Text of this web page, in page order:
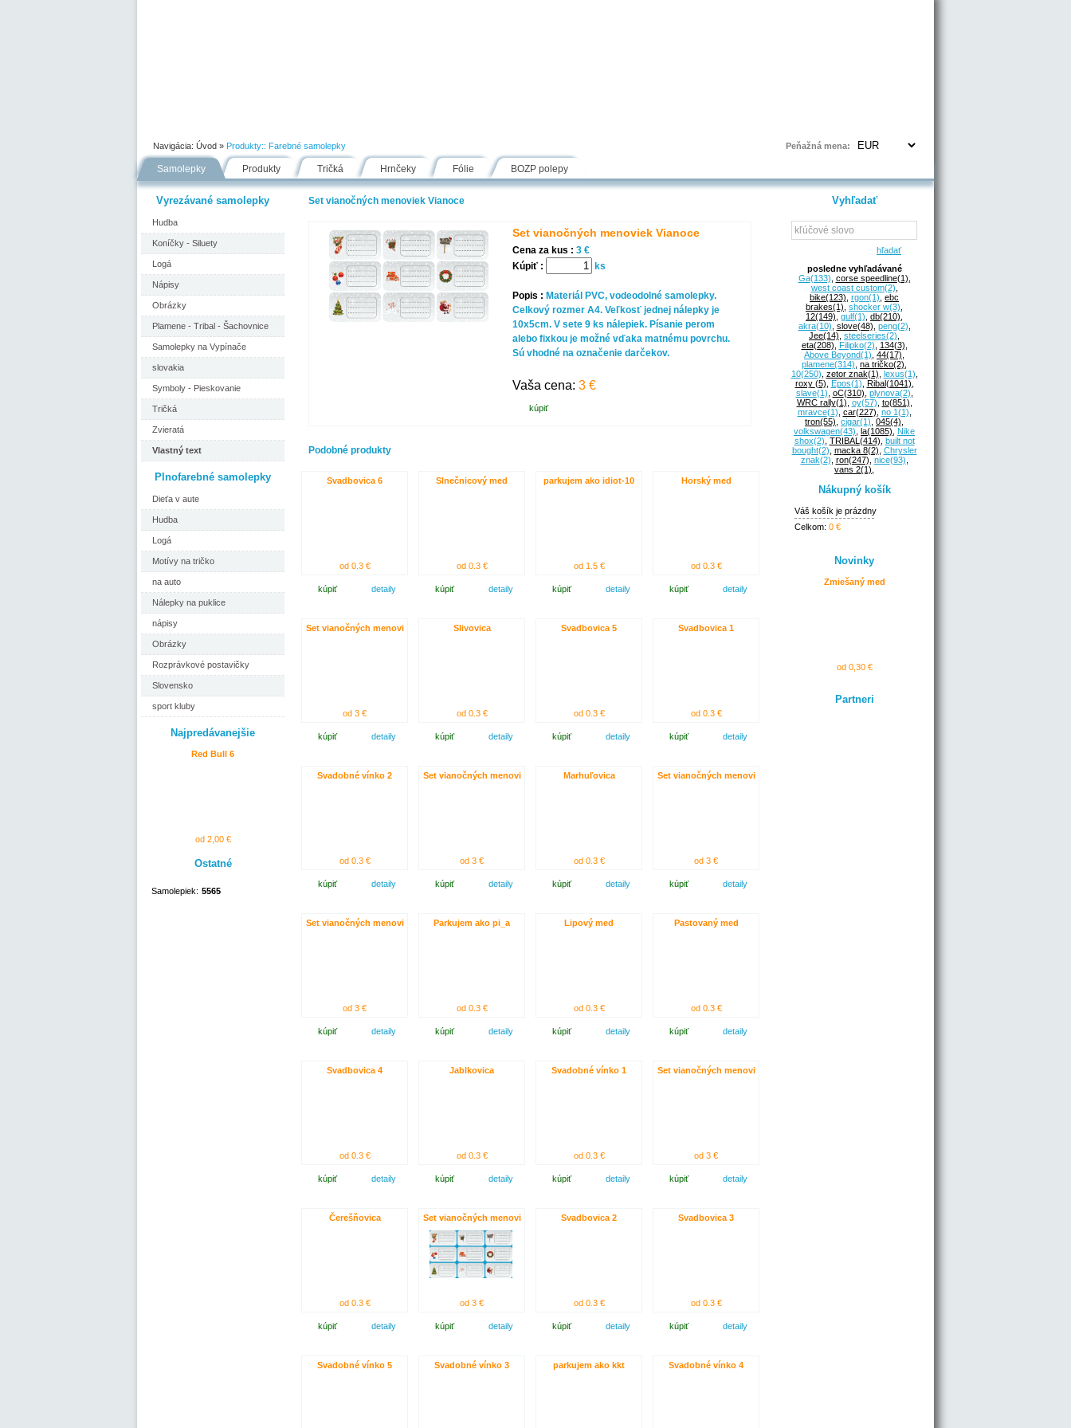
Navigácia: Úvod » Produkty:: Farebné samolepky Peňažná mena:
Samolepky Produkty Tričká Hrnčeky Fólie BOZP polepy
Vyrezávané samolepky
Hudba
Koníčky - Siluety
Logá
Nápisy
Obrázky
Plamene - Tribal - Šachovnice
Samolepky na Vypínače
slovakia
Symboly - Pieskovanie
Tričká
Zvieratá
Vlastný text
Plnofarebné samolepky
Dieťa v aute
Hudba
Logá
Motívy na tričko
na auto
Nálepky na puklice
nápisy
Obrázky
Rozprávkové postavičky
Slovensko
sport kluby
Najpredávanejšie
Red Bull 6
od 2,00 €
Ostatné
Samolepiek: 5565
Set vianočných menoviek Vianoce
Set vianočných menoviek Vianoce
Cena za kus : 3 €
Kúpiť :
ks
Popis : Materiál PVC, vodeodolné samolepky.
Celkový rozmer A4. Veľkosť jednej nálepky je
10x5cm. V sete 9 ks nálepiek. Písanie perom
alebo fixkou je možné vďaka matnému povrchu.
Sú vhodné na označenie darčekov.
Vaša cena: 3 €
kúpiť
Podobné produkty
Svadbovica 6
od 0.3 €
kúpiť detaily
Slnečnicový med
od 0.3 €
kúpiť detaily
parkujem ako idiot-10
od 1.5 €
kúpiť detaily
Horský med
od 0.3 €
kúpiť detaily
Set vianočných menovi
od 3 €
kúpiť detaily
Slivovica
od 0.3 €
kúpiť detaily
Svadbovica 5
od 0.3 €
kúpiť detaily
Svadbovica 1
od 0.3 €
kúpiť detaily
Svadobné vínko 2
od 0.3 €
kúpiť detaily
Set vianočných menovi
od 3 €
kúpiť detaily
Marhuľovica
od 0.3 €
kúpiť detaily
Set vianočných menovi
od 3 €
kúpiť detaily
Set vianočných menovi
od 3 €
kúpiť detaily
Parkujem ako pi_a
od 0.3 €
kúpiť detaily
Lipový med
od 0.3 €
kúpiť detaily
Pastovaný med
od 0.3 €
kúpiť detaily
Svadbovica 4
od 0.3 €
kúpiť detaily
Jablkovica
od 0.3 €
kúpiť detaily
Svadobné vínko 1
od 0.3 €
kúpiť detaily
Set vianočných menovi
od 3 €
kúpiť detaily
Čerešňovica
od 0.3 €
kúpiť detaily
Set vianočných menovi
od 3 €
kúpiť detaily
Svadbovica 2
od 0.3 €
kúpiť detaily
Svadbovica 3
od 0.3 €
kúpiť detaily
Svadobné vínko 5 Svadobné vínko 3 parkujem ako kkt Svadobné vínko 4
Vyhľadať
hľadať
posledne vyhľadávané
Ga(133) corse speedline(1)
west coast custom(2)
bike(123) rgon(1) ebc
brakes(1) shocker w(3)
12(149) gulf(1) db(210)
akra(10) slove(48) peng(2)
Jee(14) steelseries(2)
eta(208) Filipko(2) 134(3)
Above Beyond(1) 44(17)
plamene(314) na tričko(2)
10(250) zetor znak(1) lexus(1)
roxy (5) Epos(1) Ribal(1041)
slave(1) oC(310) plynova(2)
WRC rally(1) oy(57) to(851)
mravce(1) car(227) no 1(1)
tron(55) cigar(1) 045(4)
volkswagen(43) la(1085)
Nike
shox(2) TRIBAL (414) built not
bought(2) macka 8(2) Chrysler
znak(2) ron(247) nice(93)
vans 2(1)
Nákupný košík
Váš košík je prázdny
Celkom: 0 €
Novinky
Zmiešaný med
od 0,30 €
Partneri